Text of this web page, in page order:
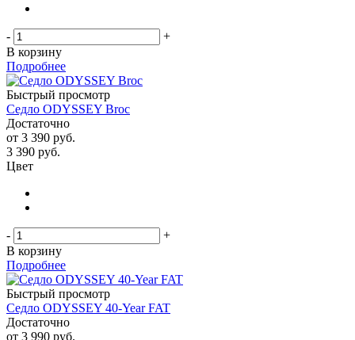
-
+
В корзину
Подробнее
Быстрый просмотр
Седло ODYSSEY Broc
Достаточно
от 3 390 руб.
3 390 руб.
Цвет
-
+
В корзину
Подробнее
Быстрый просмотр
Седло ODYSSEY 40-Year FAT
Достаточно
от 3 990 руб.